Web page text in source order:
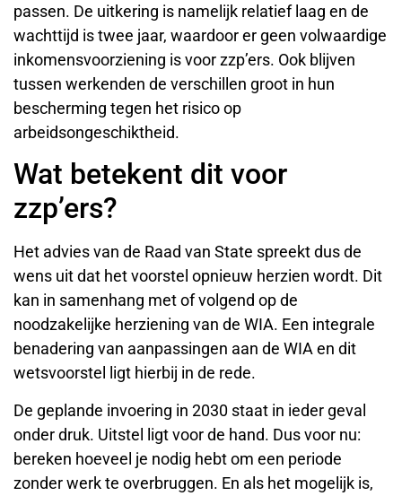
passen. De uitkering is namelijk relatief laag en de
wachttijd is twee jaar, waardoor er geen volwaardige
inkomensvoorziening is voor zzp’ers. Ook blijven
tussen werkenden de verschillen groot in hun
bescherming tegen het risico op
arbeidsongeschiktheid.
Wat betekent dit voor
zzp’ers?
Het advies van de Raad van State spreekt dus de
wens uit dat het voorstel opnieuw herzien wordt. Dit
kan in samenhang met of volgend op de
noodzakelijke herziening van de WIA. Een integrale
benadering van aanpassingen aan de WIA en dit
wetsvoorstel ligt hierbij in de rede.
De geplande invoering in 2030 staat in ieder geval
onder druk. Uitstel ligt voor de hand. Dus voor nu:
bereken hoeveel je nodig hebt om een periode
zonder werk te overbruggen. En als het mogelijk is,